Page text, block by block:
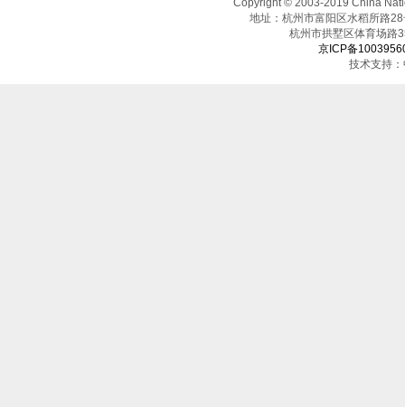
Copyright © 2003-2019 China
地址：杭州市富阳区水稻所路
杭州市拱墅区体
京ICP备
技术支持